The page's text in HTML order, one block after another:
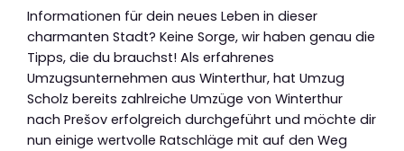
Informationen für dein neues Leben in dieser
charmanten Stadt? Keine Sorge, wir haben genau die
Tipps, die du brauchst! Als erfahrenes
Umzugsunternehmen aus Winterthur, hat Umzug
Scholz bereits zahlreiche Umzüge von Winterthur
nach Prešov erfolgreich durchgeführt und möchte dir
nun einige wertvolle Ratschläge mit auf den Weg